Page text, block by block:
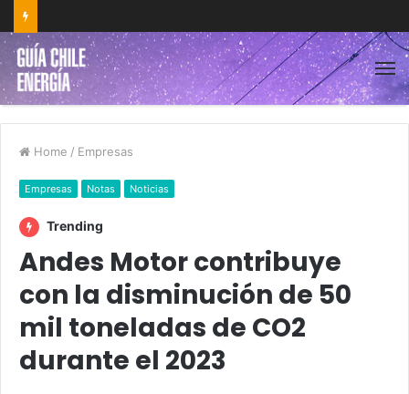
Home / Empresas
Empresas Notas Noticias
Trending
Andes Motor contribuye
con la disminución de 50
mil toneladas de CO2
durante el 2023